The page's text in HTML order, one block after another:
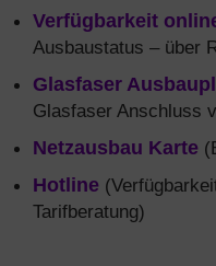
Verfügbarkeit
Ausbaustatus – über
Glasfaser
Glasfaser Anschluss
Netzausbau Karte
Hotline
Tarifberatung)